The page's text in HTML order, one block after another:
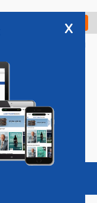
Check in
Vacatures
x